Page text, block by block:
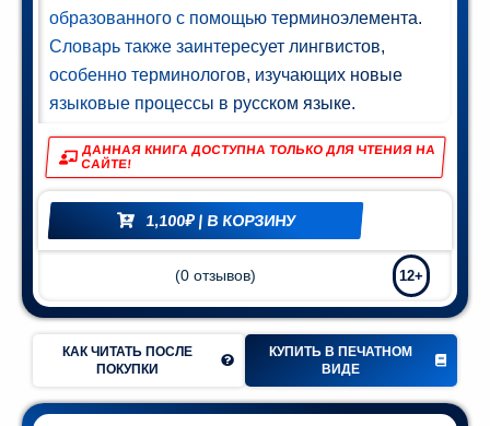
образованного с помощью терминоэлемента.
Словарь также заинтересует лингвистов,
особенно терминологов, изучающих новые
языковые процессы в русском языке.
ДАННАЯ КНИГА ДОСТУПНА ТОЛЬКО ДЛЯ ЧТЕНИЯ НА
САЙТЕ!
1,100₽| В КОРЗИНУ
(0 отзывов) 12+
КАК ЧИТАТЬ ПОСЛЕ
ПОКУПКИ
КУПИТЬ В ПЕЧАТНОМ
ВИДЕ